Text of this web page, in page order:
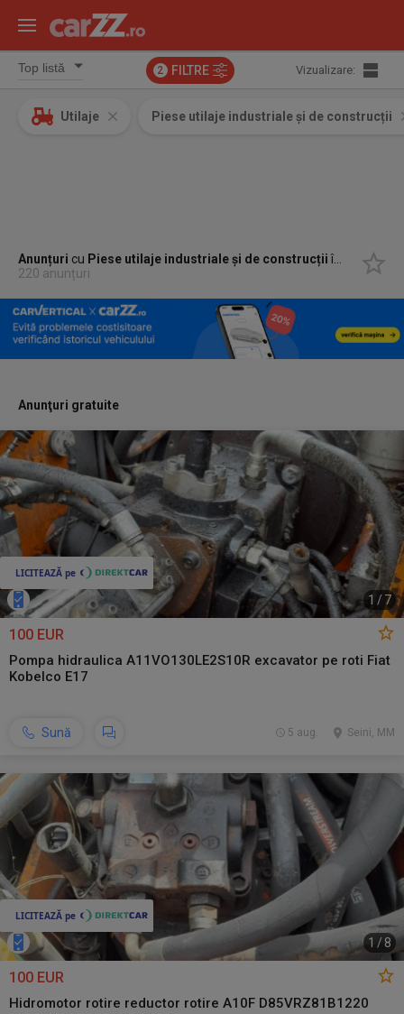
2 FILTRE Vizualizare:
Utilaje Piese utilaje industriale și de construcții
Anunțuri cu Piese utilaje industriale și de construcțiiîn
Seini,
220 anunțuri
Anunţuri gratuite
1 / 7
100 EUR
Pompa hidraulica A11VO130LE2S10R excavator pe roti Fiat
Kobelco E17
Sună Seini, MM
5 aug.
1 /8
100 EUR
Hidromotor rotire reductor rotire A10F D85VRZ81B1220